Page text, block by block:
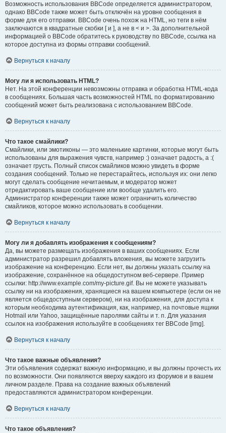
Возможность использования BBCode определяется администратором,
однако BBCode также может быть отключён на уровне сообщения в
форме для его отправки. BBCode очень похож на HTML, но теги в нём
заключаются в квадратные скобки [ и ], а не в < и >. За дополнительной
информацией о BBCode обратитесь к руководству по BBCode, ссылка на
которое доступна из формы отправки сообщений.
Вернуться к началу
Могу ли я использовать HTML?
Нет. На этой конференции невозможны отправка и обработка HTML-кода
в сообщениях. Большая часть возможностей HTML по форматированию
сообщений может быть реализована с использованием BBCode.
Вернуться к началу
Что такое смайлики?
Смайлики, или эмотиконы — это маленькие картинки, которые могут быть
использованы для выражения чувств, например :) означает радость, а :(
означает грусть. Полный список смайликов можно увидеть в форме
создания сообщений. Только не перестарайтесь, используя их: они легко
могут сделать сообщение нечитаемым, и модератор может
отредактировать ваше сообщение или вообще удалить его.
Администратор конференции также может ограничить количество
смайликов, которое можно использовать в сообщении.
Вернуться к началу
Могу ли я добавлять изображения к сообщениям?
Да, вы можете размещать изображения в ваших сообщениях. Если
администратор разрешил добавлять вложения, вы можете загрузить
изображение на конференцию. Если нет, вы должны указать ссылку на
изображение, сохранённое на общедоступном веб-сервере. Пример
ссылки: http://www.example.com/my-picture.gif. Вы не можете указывать
ссылку ни на изображения, хранящиеся на вашем компьютере (если он не
является общедоступным сервером), ни на изображения, для доступа к
которым необходима аутентификация, как, например, на почтовые ящики
Hotmail или Yahoo, защищённые паролями сайты и т. п. Для указания
ссылок на изображения используйте в сообщениях тег BBCode [img].
Вернуться к началу
Что такое важные объявления?
Эти объявления содержат важную информацию, и вы должны прочесть их
по возможности. Они появляются вверху каждого из форумов и в вашем
личном разделе. Права на создание важных объявлений
предоставляются администратором конференции.
Вернуться к началу
Что такое объявления?